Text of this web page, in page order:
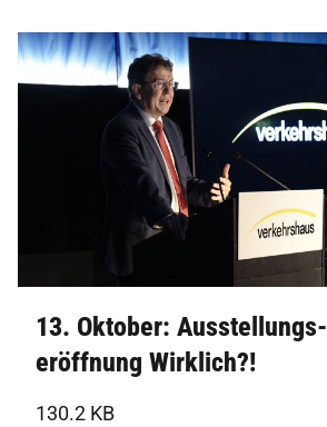
13. Oktober: Ausstellungs-
eröffnung Wirklich?!
130.2 KB